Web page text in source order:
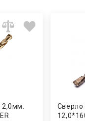
Сверло